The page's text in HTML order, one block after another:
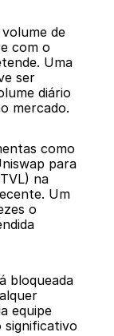
de
com o
Uma
ser
diário
mercado.
como
para
na
Um
o
bloqueada
equipe
significativo